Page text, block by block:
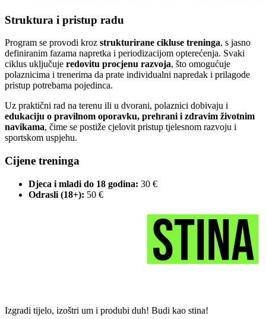
Struktura i pristup radu
Program se provodi kroz strukturirane cikluse treninga, s jasno
definiranim fazama napretka i periodizacijom opterećenja. Svaki
ciklus uključuje redovitu procjenu razvoja, što omogućuje
polaznicima i trenerima da prate individualni napredak i prilagode
pristup potrebama pojedinca.
Uz praktični rad na terenu ili u dvorani, polaznici dobivaju i
edukaciju o pravilnom oporavku, prehrani i zdravim životnim
navikama, čime se postiže cjelovit pristup tjelesnom razvoju i
sportskom uspjehu.
Cijene treninga
Djeca i mladi do 18 godina: 30 €
Odrasli (18+): 50 €
Izgradi tijelo, izoštri um i produbi duh! Budi kao stina!